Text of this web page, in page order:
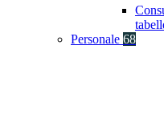
Personale 68